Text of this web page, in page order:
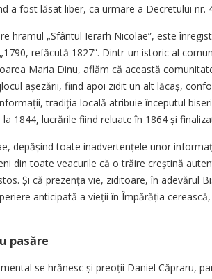
a fost lăsat liber, ca urmare a Decretului nr.
hramul „Sfântul Ierarh Nicolae”, ­este
refăcută 1827”. Dintr-un istoric al
Maria Dinu, aflăm că această
așe­zării, fiind apoi zidit un alt lăcaș,
tradiția locală atribuie începutul
1844, lucrările fiind reluate în 1864 și
depășind toate inadvertențele unor
din toate veacurile că o trăire creștină
Și că prezența vie, ziditoare, în adevărul
anticipată a vieții în Împărăția
pasăre
se hrănesc și preoții Daniel Căpraru,